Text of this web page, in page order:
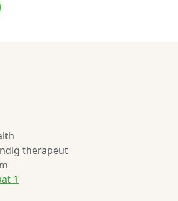
therapeut
1